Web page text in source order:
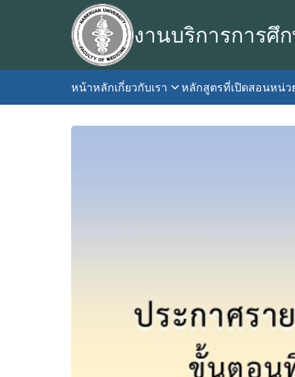
งานบริการการศึ
หน้าหลักเกี่ยวกับเรา หลักสูตรที่เปิดสอนหน่ว